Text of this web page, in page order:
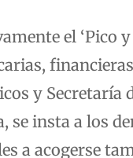
el ‘Pico y
y Secretaría
se insta a los
a acogerse